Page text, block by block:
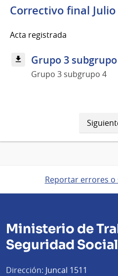
Correctivo final Julio
Acta registrada
Grupo 3
Grupo 3 subgrupo 4
página
Reportar errores
Ministerio de
Seguridad Social
Dirección: Juncal 1511